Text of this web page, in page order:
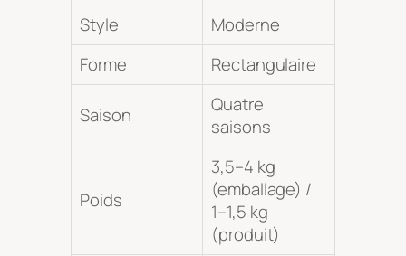
Style
Moderne
Forme
Rectangulaire
Saison
Quatre
saisons
Poids
3,5–4 kg
(emballage) /
1–1,5 kg
(produit)